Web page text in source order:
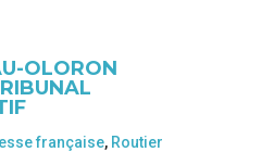
OLORON
française, Routier